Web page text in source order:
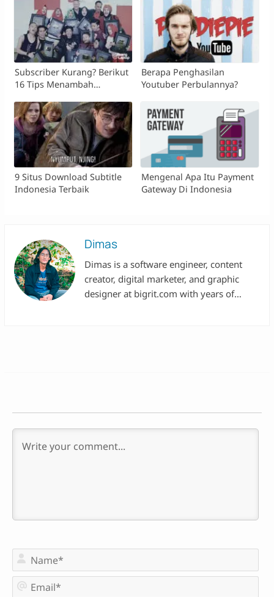
Subscriber Kurang? Berikut
16 Tips Menambah
Berapa Penghasilan
Youtuber Perbulannya?
9 Situs Download Subtitle
Indonesia Terbaik
Mengenal Apa Itu Payment
Gateway Di Indonesia
Dimas
Dimas is a software engineer, content
creator, digital marketer, and graphic
designer at bigrit.com with years of
a